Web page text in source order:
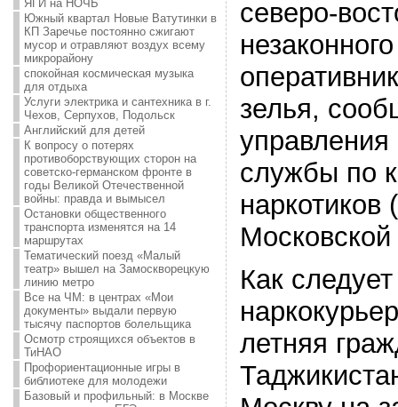
ЯГИ на НОЧЬ
Южный квартал Новые Ватутинки в
КП Заречье постоянно сжигают
мусор и отравляют воздух всему
микрорайону
спокойная космическая музыка
для отдыха
Услуги электрика и сантехника в г.
Чехов, Серпухов, Подольск
Английский для детей
К вопросу о потерях
противоборствующих сторон на
советско-германском фронте в
годы Великой Отечественной
войны: правда и вымысел
Остановки общественного
транспорта изменятся на 14
маршрутах
Тематический поезд «Малый
театр» вышел на Замоскворецкую
линию метро
Все на ЧМ: в центрах «Мои
документы» выдали первую
тысячу паспортов болельщика
Осмотр строящихся объектов в
ТиНАО
Профориентационные игры в
библиотеке для молодежи
Базовый и профильный: в Москве
северо-
зелья,
службы по
Как
летняя